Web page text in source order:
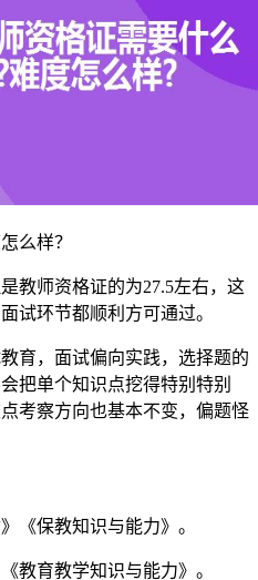
么样？
教师资格证的为27.5左右，这
试环节都顺利方可通过。
育，面试偏向实践，选择题的
把单个知识点挖得特别特别
考察方向也基本不变，偏题怪
《保教知识与能力》。
教育教学知识与能力》。